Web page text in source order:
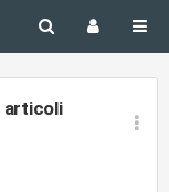
articoli